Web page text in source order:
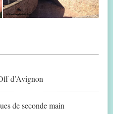
d’Avignon
de seconde main